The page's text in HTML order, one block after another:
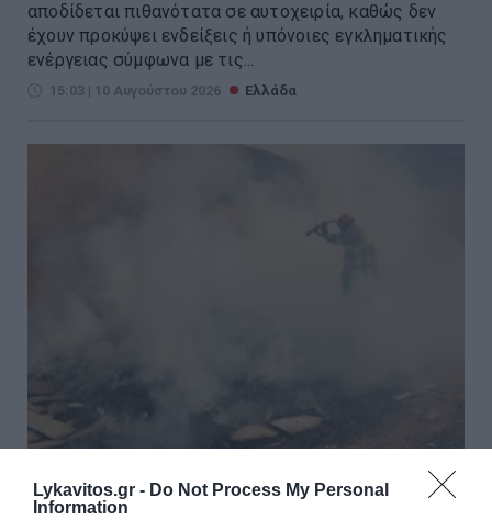
Lykavitos.gr - Do Not Process My Personal
Information
αποδίδεται πιθανότατα σε αυτοχειρία, καθώς δεν
έχουν προκύψει ενδείξεις ή υπόνοιες εγκληματικής
ενέργειας σύμφωνα με τις...
15:03 | 10 Αυγούστου 2026 Ελλάδα
Οριοθετήθηκε η φωτιά στον